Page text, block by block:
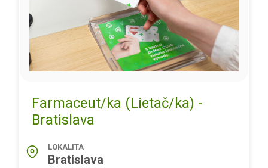
Farmaceut/ka (Lietač/ka) -
Bratislava
LOKALITA
Bratislava